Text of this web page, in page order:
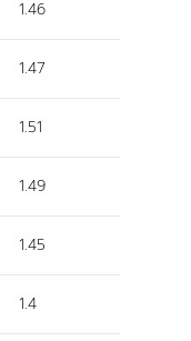
1.46
1.47
1.51
1.49
1.45
1.4